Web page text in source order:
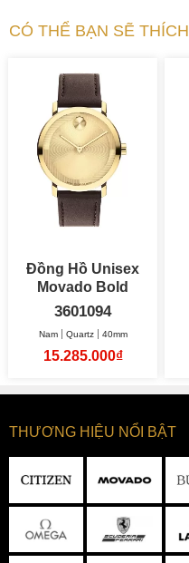
CÓ THỂ BẠN SẼ THÍCH
Đồng Hồ Unisex
Movado Bold
Evolution 2.0 40mm
3601094
Nam Quartz 40mm
15.285.000₫
THƯƠNG HIỆU NỔI BẬT